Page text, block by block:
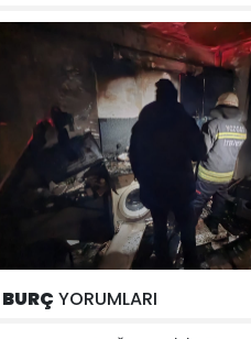
BURÇ YORUMLARI